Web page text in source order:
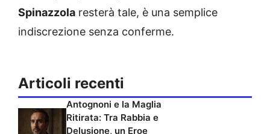
Spinazzola resterà tale, è una semplice
indiscrezione senza conferme.
Articoli recenti
Antognoni e la Maglia
Ritirata: Tra Rabbia e
Delusione, un Eroe